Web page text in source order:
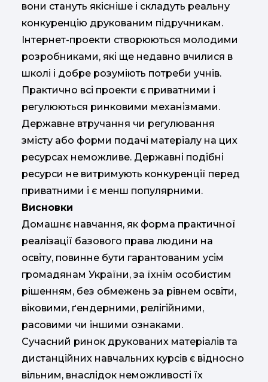
вони стануть якісніше і складуть реальну
конкуренцію друкованим підручникам.
Інтернет-проекти створюються молодими
розробниками, які ще недавно вчилися в
школі і добре розуміють потреби учнів.
Практично всі проекти є приватними і
регулюються ринковими механізмами.
Державне втручання чи регулювання
змісту або форми подачі матеріалу на цих
ресурсах неможливе. Державні подібні
ресурси не витримують конкуренції перед
приватними і є менш популярними.
Висновки
Домашнє навчання, як форма практичної
реалізації базового права людини на
освіту, повинне бути гарантованим усім
громадянам України, за їхнім особистим
рішенням, без обмежень за рівнем освіти,
віковими, ґендерними, релігійними,
расовими чи іншими ознаками.
Сучасний ринок друкованих матеріалів та
дистанційних навчальних курсів є відносно
вільним, внаслідок неможливості їх